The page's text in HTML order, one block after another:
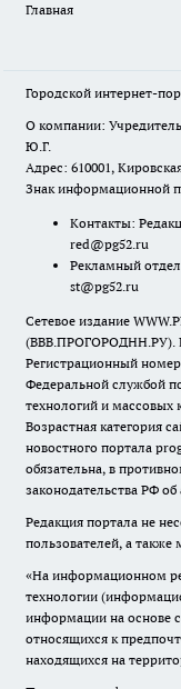
Главная
Городской интернет-
О компании:
Ю.Г.
Адрес: 610001,
Знак информационной
Контакты:
red@pg52.ru
Рекламный
st@pg52.ru
Сетевое издание
(ВВВ.ПРОГОРОДНН.РУ).
Регистрационный номер
Федеральной службой
технологий и массовых
Возрастная категория
новостного портала
обязательна, в
законодательства РФ
Редакция портала не
пользователей, а
«На информационном
технологии
информации на основе
относящихся к
находящихся на